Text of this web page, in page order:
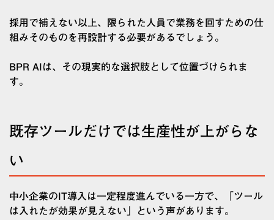
採用で補えない以上、限られた人員で業務を回すための仕
組みそのものを再設計する必要があるでしょう。
BPR AIは、その現実的な選択肢として位置づけられま
す。
既存ツールだけでは生産性が上がらな
い
中小企業のIT導入は一定程度進んでいる一方で、「ツール
は入れたが効果が見えない」という声があります。